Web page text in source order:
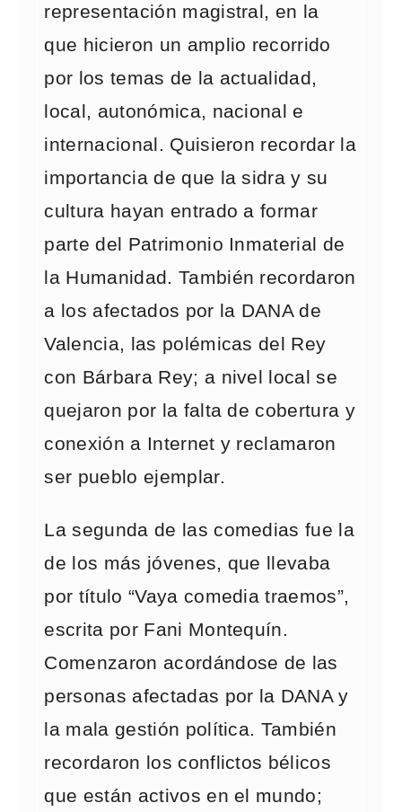
representación magistral, en la
que hicieron un amplio recorrido
por los temas de la actualidad,
local, autonómica, nacional e
internacional. Quisieron recordar la
importancia de que la sidra y su
cultura hayan entrado a formar
parte del Patrimonio Inmaterial de
la Humanidad. También recordaron
a los afectados por la DANA de
Valencia, las polémicas del Rey
con Bárbara Rey; a nivel local se
quejaron por la falta de cobertura y
conexión a Internet y reclamaron
ser pueblo ejemplar.
La segunda de las comedias fue la
de los más jóvenes, que llevaba
por título “Vaya comedia traemos”,
escrita por Fani Montequín.
Comenzaron acordándose de las
personas afectadas por la DANA y
la mala gestión política. También
recordaron los conflictos bélicos
que están activos en el mundo;